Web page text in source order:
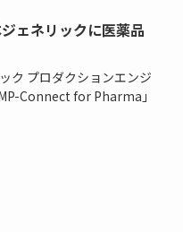
ェネリックに医薬品
ク プロダクションエンジ
Connect for Pharma」